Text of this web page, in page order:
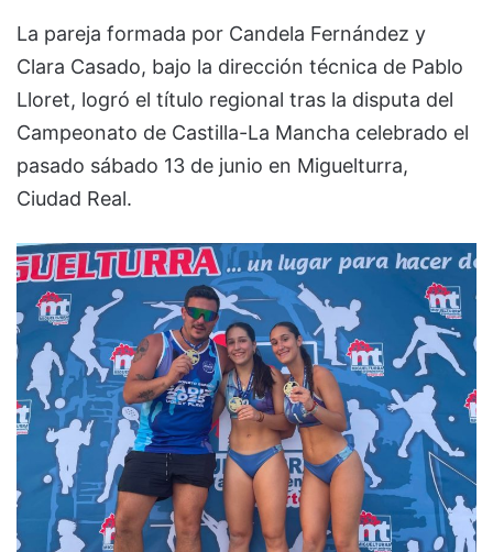
La pareja formada por Candela Fernández y
Clara Casado, bajo la dirección técnica de Pablo
Lloret, logró el título regional tras la disputa del
Campeonato de Castilla-La Mancha celebrado el
pasado sábado 13 de junio en Miguelturra,
Ciudad Real.